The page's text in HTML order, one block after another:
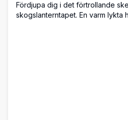
Fördjupa dig i det förtrollande
skogslanterntapet. En varm lykta